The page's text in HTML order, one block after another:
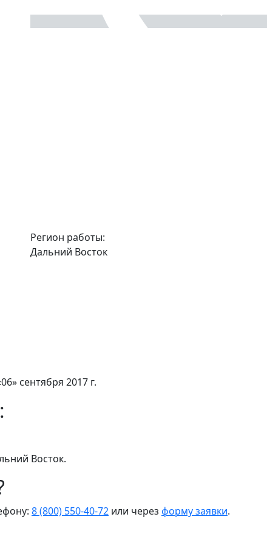
Регион работы:
Дальний Восток
сентября 2017 г.
Восток.
8 (800) 550-40-72 или через форму заявки.